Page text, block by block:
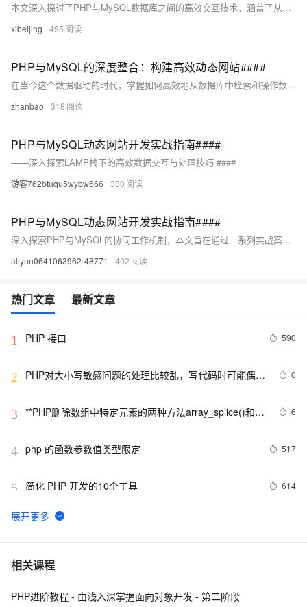
本文深入探讨了PHP与MySQL数据库之间的高效交互技术，涵盖了从基础连接到高级查询优化的全过程。不同于传统的摘要概述，这里我们直接以一段精简代码示例作为引子，展示如何在PHP中实现与MySQL的快速连接与简单查询，随后文章将围绕这一核心，逐步展开详细讲解，旨在为读者提供一个从入门到精通的实战指南。 ```php <?php // 数据库配置信息
xibeijing 495
PHP与MySQL的深度整合：构建高效动态网站####
在当今这个数据驱动的时代，掌握如何高效地从数据库中检索和操作数据是至关重要的。本文将深入探讨PHP与MySQL的深度整合方法，揭示它们如何协同工作以优化数据处理流程，提升网站性能和用户体验。我们将通过实例分析、技巧分享和最佳实践指导，帮助你构建出既高效又可靠的动态网站。无论你是初学者还是有经验的开发者，都能从中获得宝贵的见解和实用的技能。 ####
zhanbao 318
PHP与MySQL动态网站开发实战指南####
——深入探索LAMP栈下的高效数据交互与处理技巧 ####
游客762btuqu5wybw666 330
PHP与MySQL动态网站开发实战指南####
深入探索PHP与MySQL的协同工作机制，本文旨在通过一系列实战案例，揭示构建高效、稳定且用户友好的动态网站的秘诀。从环境搭建到数据交互，再到最佳实践分享，本文为开发者提供了一条清晰的学习路径，助力其在LAMP（Linux, Apache, MySQL, PHP/Perl/Python）栈上实现技术飞跃。 ####
aliyun0641063962-48771 402
热门文章 最新文章
1 PHP 接口 590
2
PHP对大小写敏感问题的处理比较乱，写代码时可能偶尔
0
3 **PHP删除数组中特定元素的两种方法array_splice()和
6
4 php 的函数参数值类型限定 517
5 简化 PHP 开发的10个工具 614
6 PHP时间
7 PHP设计模式：单例模式
8 《PHP对象、模式与实践》之高级特性
相关课程
PHP进阶教程 - 由浅入深掌握面向对象开发 - 第二阶段